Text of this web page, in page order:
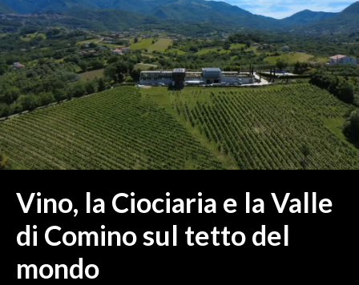
SULCIS IGLESIENTE
MEDIO CAMPIDANO
ORISTANO E PROVINCIA
SASSARI E PROVINCIA
GALLURA
NUORO E PROVINCIA
OGLIASTRA
ITALIA
MONDO
Vino, la Ciociaria e la Valle
di Comino sul tetto del
mondo